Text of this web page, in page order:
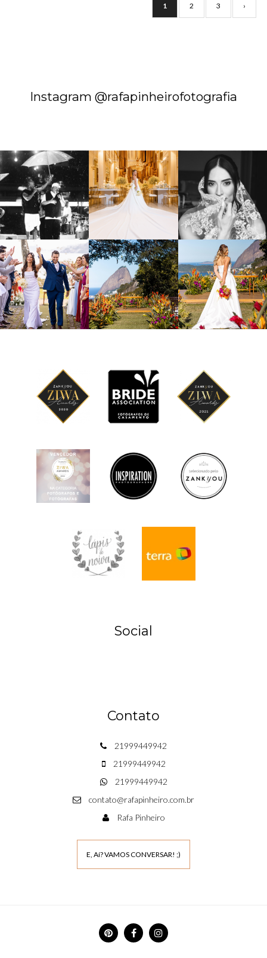
1 2 3 ›
Instagram @rafapinheirofotografia
Social
Contato
21999449942
21999449942
21999449942
contato@rafapinheiro.com.br
Rafa Pinheiro
E, Aí? VAMOS CONVERSAR! ;)